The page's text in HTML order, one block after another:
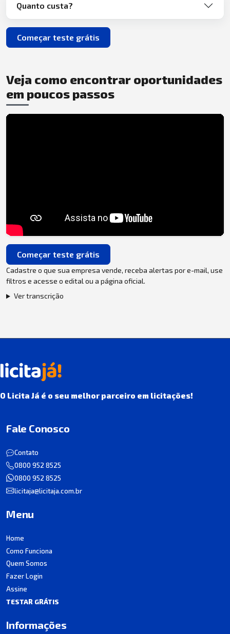
Quanto custa?
Começar teste grátis
Veja como encontrar oportunidades
em poucos passos
Começar teste grátis
Cadastre o que sua empresa vende, receba alertas por e-mail, use
filtros e acesse o edital ou a página oficial.
Ver transcrição
O Licita Já é o seu melhor parceiro em licitações!
Fale Conosco
Contato
0800 952 8525
0800 952 8525
licitaja@licitaja.com.br
Menu
Home
Como Funciona
Quem Somos
Fazer Login
Assine
TESTAR GRÁTIS
Informações